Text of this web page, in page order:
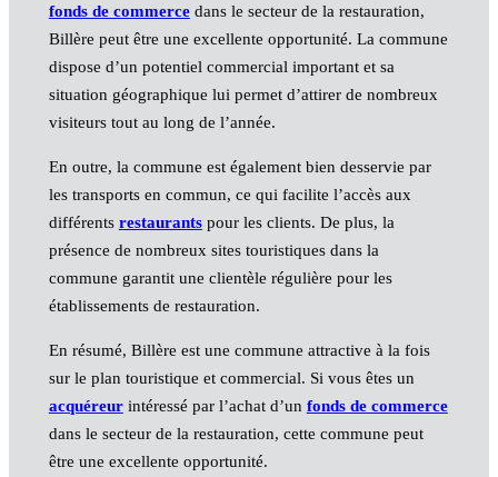
fonds de commercedans le secteur de la restauration,
Billère peut être une excellente opportunité. La commune
dispose d’un potentiel commercial important et sa
situation géographique lui permet d’attirer de nombreux
visiteurs tout au long de l’année.
En outre, la commune est également bien desservie par
les transports en commun, ce qui facilite l’accès aux
différents restaurantspour les clients. De plus, la
présence de nombreux sites touristiques dans la
commune garantit une clientèle régulière pour les
établissements de restauration.
En résumé, Billère est une commune attractive à la fois
sur le plan touristique et commercial. Si vous êtes un
acquéreurintéressé par l’achat d’un fonds de commerce
dans le secteur de la restauration, cette commune peut
être une excellente opportunité.